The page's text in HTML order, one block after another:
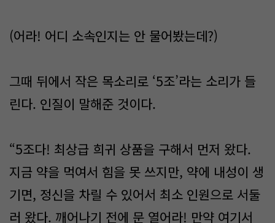
(어라! 어디 소속인지는 안 물어봤는데?)
그때 뒤에서 작은 목소리로 ‘5조’라는 소리가 들
린다. 인질이 말해준 것이다.
“5조다! 최상급 희귀 상품을 구해서 먼저 왔다.
지금 약을 먹여서 힘을 못 쓰지만, 약에 내성이 생
기면, 정신을 차릴 수 있어서 최소 인원으로 서둘
러 왔다. 깨어나기 전에 문 열어라! 만약 여기서